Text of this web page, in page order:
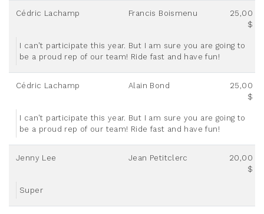
Cédric Lachamp Francis Boismenu
25,00
$
I can't participate this year. But I am sure you are going to
be a proud rep of our team! Ride fast and have fun!
Cédric Lachamp Alain Bond
25,00
$
I can't participate this year. But I am sure you are going to
be a proud rep of our team! Ride fast and have fun!
Jenny Lee Jean Petitclerc
20,00
$
Super